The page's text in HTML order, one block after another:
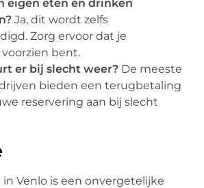
eigen eten en drinken
Ja, dit wordt zelfs
Zorg ervoor dat je
bent.
er bij slecht weer? De meeste
bieden een terugbetaling
reservering aan bij slecht
Venlo is een onvergetelijke